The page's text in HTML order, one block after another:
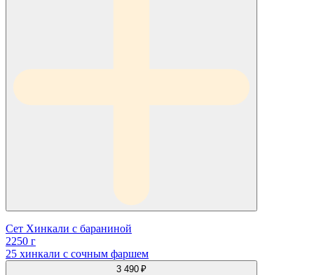
Сет Хинкали с бараниной
2250 г
25 хинкали с сочным фаршем
3 490 ₽